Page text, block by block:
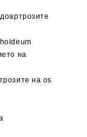
на
на os